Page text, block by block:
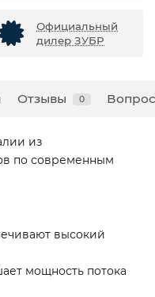
Официальный
дилер ЗУБР
Отзывы 0
из
по современным
высокий
мощность потока